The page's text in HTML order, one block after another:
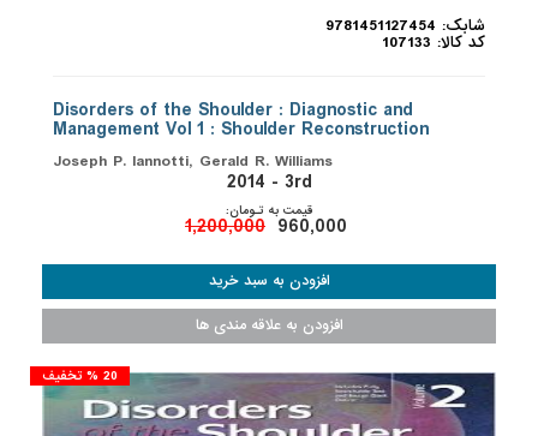
شابک: 9781451127454
کد کالا: 107133
Disorders of the Shoulder : Diagnostic and
Management Vol 1 : Shoulder Reconstruction
Joseph P. Iannotti, Gerald R. Williams
2014 - 3rd
قیمت به تـومان:
960,000
1,200,000
20 % تخفیف